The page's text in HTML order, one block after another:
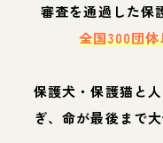
審査を通過した保
全国300団
保護犬・保護猫と
ぎ、命が最後まで